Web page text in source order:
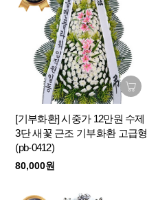
[기부화환] 시중가 12만원 수제
3단 새꽃 근조 기부화환 고급형
(pb-0412)
80,000원